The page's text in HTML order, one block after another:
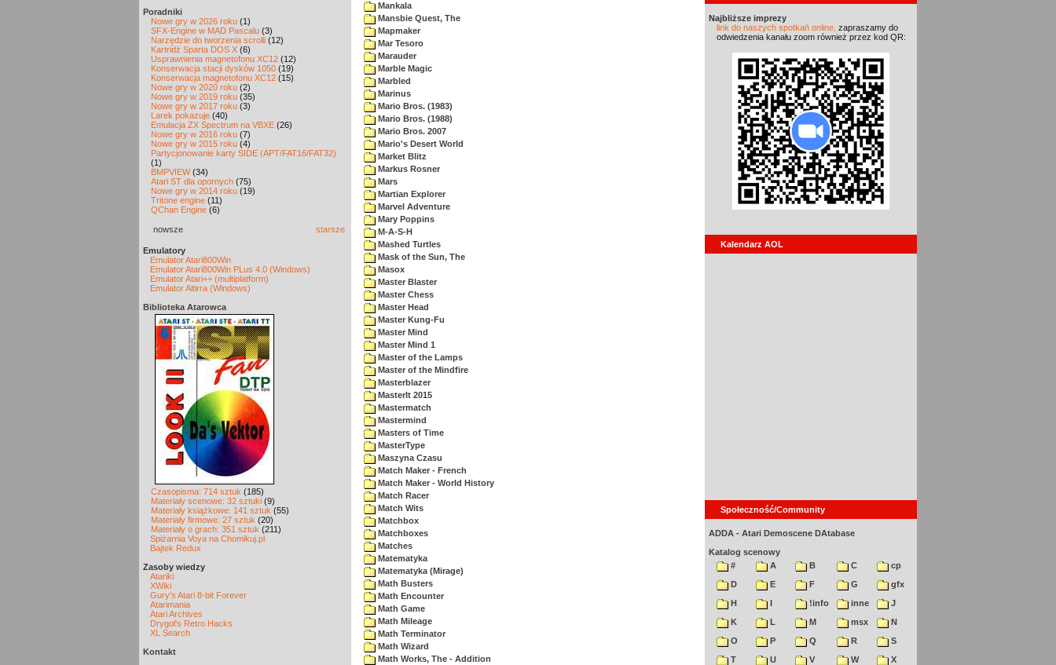
Poradniki
Nowe gry w 2026 roku (1)
SFX-Engine w MAD Pascalu (3)
Narzędzie do tworzenia scrolli (12)
Kartridż Sparta DOS X (6)
Usprawnienia magnetofonu XC12 (12)
Konserwacja stacji dysków 1050 (19)
Konserwacja magnetofonu XC12 (15)
Nowe gry w 2020 roku (2)
Nowe gry w 2019 roku (35)
Nowe gry w 2017 roku (3)
Larek pokazuje (40)
Emulacja ZX Spectrum na VBXE (26)
Nowe gry w 2016 roku (7)
Nowe gry w 2015 roku (4)
Partycjonowanie karty SIDE (APT/FAT16/FAT32)
(1)
BMPVIEW(34)
Atari ST dla opornych (75)
Nowe gry w 2014 roku (19)
Tritone engine (11)
QChan Engine (6)
nowsze starsze
Emulatory
Emulator Atari800Win
Emulator Atari800Win PLus 4.0 (Windows)
Emulator Atari++ (multiplatform)
Emulator Altirra (Windows)
Biblioteka Atarowca
Czasopisma: 714 sztuk (185)
Materiały scenowe: 32 sztuki (9)
Materiały książkowe: 141 sztuk (55)
Materiały firmowe: 27 sztuk (20)
Materiały o grach: 351 sztuk (211)
Spiżarnia Voya na Chomikuj.pl
Bajtek Redux
Zasoby wiedzy
Atariki
XWiki
Gury's Atari 8-bit Forever
Atarimania
Atari Archives
Drygol's Retro Hacks
XL Search
Kontakt
Mankala
Mansbie Quest, The
Mapmaker
Mar Tesoro
Marauder
Marble Magic
Marbled
Marinus
Mario Bros. (1983)
Mario Bros. (1988)
Mario Bros. 2007
Mario's Desert World
Market Blitz
Markus Rosner
Mars
Martian Explorer
Marvel Adventure
Mary Poppins
M-A-S-H
Mashed Turtles
Mask of the Sun, The
Masox
Master Blaster
Master Chess
Master Head
Master Kung-Fu
Master Mind
Master Mind 1
Master of the Lamps
Master of the Mindfire
Masterblazer
MasterIt 2015
Mastermatch
Mastermind
Masters of Time
MasterType
Maszyna Czasu
Match Maker - French
Match Maker - World History
Match Racer
Match Wits
Matchbox
Matchboxes
Matches
Matematyka
Matematyka (Mirage)
Math Busters
Math Encounter
Math Game
Math Mileage
Math Terminator
Math Wizard
Math Works, The - Addition
Najbliższe imprezy
link do naszych spotkań online, zapraszamy do
odwiedzenia kanału zoom również przez kod QR:
Kalendarz AOL
Społeczność/Community
ADDA - Atari Demoscene DAtabase
Katalog scenowy
#
A B C
cp
D
E F G
gfx
H
I !info inne
J
K
L M msx
N
O
P Q R
S
T
U V W
X